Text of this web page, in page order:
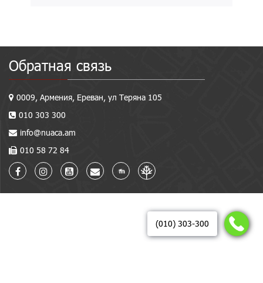
(010) 303-300
Обратная связь
0009, Армения, Ереван, ул Теряна 105
010 303 300
info@nuaca.am
010 58 72 84